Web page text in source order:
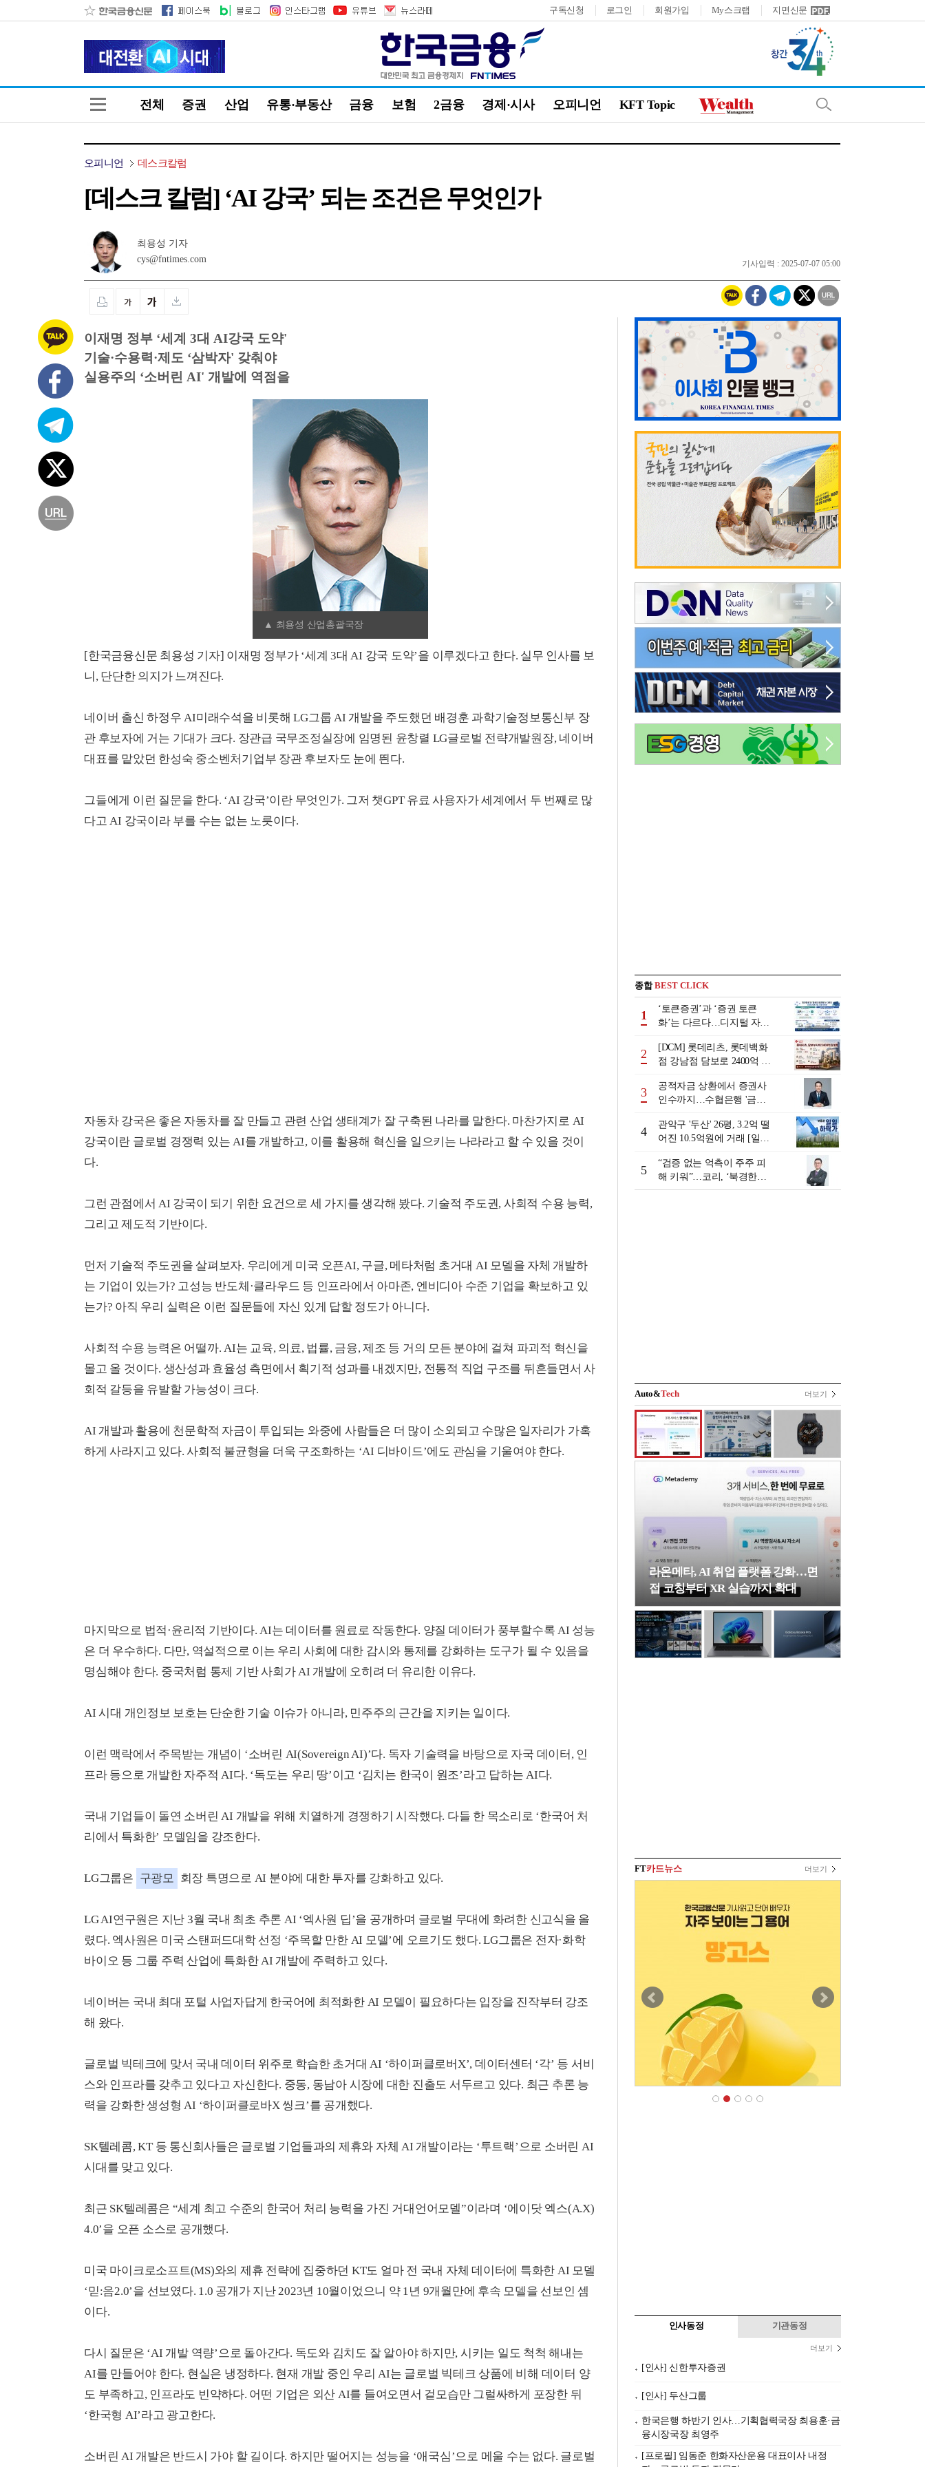
구독신청 로그인 회원가입 My스크랩 지면신문
전체 증권 산업 유통·부동산 금융 보험 2금융 경제·시사 오피니언 KFT Topic
오피니언 데스크칼럼
[데스크 칼럼] ‘AI 강국’ 되는 조건은 무엇인가
최용성 기자
cys@fntimes.com
기사입력 : 2025-07-07 05:00
이재명 정부 ‘세계 3대 AI강국 도약'
기술·수용력·제도 ‘삼박자' 갖춰야
실용주의 ‘소버린 AI' 개발에 역점을
▲ 최용성 산업총괄국장
[한국금융신문 최용성 기자] 이재명 정부가 ‘세계 3대 AI 강국 도약’을 이루겠다고 한다. 실무 인사를 보
니, 단단한 의지가 느껴진다.
네이버 출신 하정우 AI미래수석을 비롯해 LG그룹 AI 개발을 주도했던 배경훈 과학기술정보통신부 장
관 후보자에 거는 기대가 크다. 장관급 국무조정실장에 임명된 윤창렬 LG글로벌 전략개발원장, 네이버
대표를 맡았던 한성숙 중소벤처기업부 장관 후보자도 눈에 띈다.
그들에게 이런 질문을 한다. ‘AI 강국’이란 무엇인가. 그저 챗GPT 유료 사용자가 세계에서 두 번째로 많
다고 AI 강국이라 부를 수는 없는 노릇이다.
자동차 강국은 좋은 자동차를 잘 만들고 관련 산업 생태계가 잘 구축된 나라를 말한다. 마찬가지로 AI
강국이란 글로벌 경쟁력 있는 AI를 개발하고, 이를 활용해 혁신을 일으키는 나라라고 할 수 있을 것이
다.
그런 관점에서 AI 강국이 되기 위한 요건으로 세 가지를 생각해 봤다. 기술적 주도권, 사회적 수용 능력,
그리고 제도적 기반이다.
먼저 기술적 주도권을 살펴보자. 우리에게 미국 오픈AI, 구글, 메타처럼 초거대 AI 모델을 자체 개발하
는 기업이 있는가? 고성능 반도체·클라우드 등 인프라에서 아마존, 엔비디아 수준 기업을 확보하고 있
는가? 아직 우리 실력은 이런 질문들에 자신 있게 답할 정도가 아니다.
사회적 수용 능력은 어떨까. AI는 교육, 의료, 법률, 금융, 제조 등 거의 모든 분야에 걸쳐 파괴적 혁신을
몰고 올 것이다. 생산성과 효율성 측면에서 획기적 성과를 내겠지만, 전통적 직업 구조를 뒤흔들면서 사
회적 갈등을 유발할 가능성이 크다.
AI 개발과 활용에 천문학적 자금이 투입되는 와중에 사람들은 더 많이 소외되고 수많은 일자리가 가혹
하게 사라지고 있다. 사회적 불균형을 더욱 구조화하는 ‘AI 디바이드’에도 관심을 기울여야 한다.
마지막으로 법적·윤리적 기반이다. AI는 데이터를 원료로 작동한다. 양질 데이터가 풍부할수록 AI 성능
은 더 우수하다. 다만, 역설적으로 이는 우리 사회에 대한 감시와 통제를 강화하는 도구가 될 수 있음을
명심해야 한다. 중국처럼 통제 기반 사회가 AI 개발에 오히려 더 유리한 이유다.
AI 시대 개인정보 보호는 단순한 기술 이슈가 아니라, 민주주의 근간을 지키는 일이다.
이런 맥락에서 주목받는 개념이 ‘소버린 AI(Sovereign AI)’다. 독자 기술력을 바탕으로 자국 데이터, 인
프라 등으로 개발한 자주적 AI다. ‘독도는 우리 땅’이고 ‘김치는 한국이 원조’라고 답하는 AI다.
국내 기업들이 돌연 소버린 AI 개발을 위해 치열하게 경쟁하기 시작했다. 다들 한 목소리로 ‘한국어 처
리에서 특화한’ 모델임을 강조한다.
LG그룹은 구광모 회장 특명으로 AI 분야에 대한 투자를 강화하고 있다.
LG AI연구원은 지난 3월 국내 최초 추론 AI ‘엑사원 딥’을 공개하며 글로벌 무대에 화려한 신고식을 올
렸다. 엑사원은 미국 스탠퍼드대학 선정 ‘주목할 만한 AI 모델’에 오르기도 했다. LG그룹은 전자·화학
바이오 등 그룹 주력 산업에 특화한 AI 개발에 주력하고 있다.
네이버는 국내 최대 포털 사업자답게 한국어에 최적화한 AI 모델이 필요하다는 입장을 진작부터 강조
해 왔다.
글로벌 빅테크에 맞서 국내 데이터 위주로 학습한 초거대 AI ‘하이퍼클로버X’, 데이터센터 ‘각’ 등 서비
스와 인프라를 갖추고 있다고 자신한다. 중동, 동남아 시장에 대한 진출도 서두르고 있다. 최근 추론 능
력을 강화한 생성형 AI ‘하이퍼클로바X 씽크’를 공개했다.
SK텔레콤, KT 등 통신회사들은 글로벌 기업들과의 제휴와 자체 AI 개발이라는 ‘투트랙’으로 소버린 AI
시대를 맞고 있다.
최근 SK텔레콤은 “세계 최고 수준의 한국어 처리 능력을 가진 거대언어모델”이라며 ‘에이닷 엑스(A.X)
4.0’을 오픈 소스로 공개했다.
미국 마이크로소프트(MS)와의 제휴 전략에 집중하던 KT도 얼마 전 국내 자체 데이터에 특화한 AI 모델
‘믿:음2.0’을 선보였다. 1.0 공개가 지난 2023년 10월이었으니 약 1년 9개월만에 후속 모델을 선보인 셈
이다.
다시 질문은 ‘AI 개발 역량’으로 돌아간다. 독도와 김치도 잘 알아야 하지만, 시키는 일도 척척 해내는
AI를 만들어야 한다. 현실은 냉정하다. 현재 개발 중인 우리 AI는 글로벌 빅테크 상품에 비해 데이터 양
도 부족하고, 인프라도 빈약하다. 어떤 기업은 외산 AI를 들여오면서 겉모습만 그럴싸하게 포장한 뒤
‘한국형 AI’라고 광고한다.
소버린 AI 개발은 반드시 가야 할 길이다. 하지만 떨어지는 성능을 ‘애국심’으로 메울 수는 없다. 글로벌
종합BEST CLICK
1
‘토큰증권’과 ‘증권 토큰
화’는 다르다…디지털 자본
2
[DCM] 롯데리츠, 롯데백화
점 강남점 담보로 2400억 조
3
공적자금 상환에서 증권사
인수까지…수협은행 '금융
행 금융그룹의 꿈①]
4
관악구 '두산' 26평, 3.2억 떨
어진 10.5억원에 거래 [일일
5
“검증 없는 억측이 주주 피
해 키워”…코리, ‘북경한미
미수채권 논란’ 정면 반박
Auto&Tech 더보기
라온메타, AI 취업 플랫폼 강화…면
접 코칭부터 XR 실습까지 확대
FT카드뉴스 더보기
인사동정 기관동정
더보기
[인사] 신한투자증권
[인사] 두산그룹
한국은행 하반기 인사…기획협력국장 최용훈·금
융시장국장 최영주
[프로필] 임동준 한화자산운용 대표이사 내정